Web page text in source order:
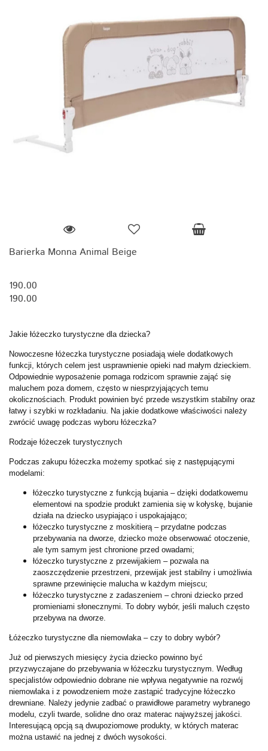
Barierka Monna Animal Beige
190.00
190.00
Jakie łóżeczko turystyczne dla dziecka?
Nowoczesne łóżeczka turystyczne posiadają wiele dodatkowych
funkcji, których celem jest usprawnienie opieki nad małym dzieckiem.
Odpowiednie wyposażenie pomaga rodzicom sprawnie zająć się
maluchem poza domem, często w niesprzyjających temu
okolicznościach. Produkt powinien być przede wszystkim stabilny oraz
łatwy i szybki w rozkładaniu. Na jakie dodatkowe właściwości należy
zwrócić uwagę podczas wyboru łóżeczka?
Rodzaje łóżeczek turystycznych
Podczas zakupu łóżeczka możemy spotkać się z następującymi
modelami:
łóżeczko turystyczne z funkcją bujania – dzięki dodatkowemu
elementowi na spodzie produkt zamienia się w kołyskę, bujanie
działa na dziecko usypiająco i uspokajająco;
łóżeczko turystyczne z moskitierą – przydatne podczas
przebywania na dworze, dziecko może obserwować otoczenie,
ale tym samym jest chronione przed owadami;
łóżeczko turystyczne z przewijakiem – pozwala na
zaoszczędzenie przestrzeni, przewijak jest stabilny i umożliwia
sprawne przewinięcie malucha w każdym miejscu;
łóżeczko turystyczne z zadaszeniem – chroni dziecko przed
promieniami słonecznymi. To dobry wybór, jeśli maluch często
przebywa na dworze.
Łóżeczko turystyczne dla niemowlaka – czy to dobry wybór?
Już od pierwszych miesięcy życia dziecko powinno być
przyzwyczajane do przebywania w łóżeczku turystycznym. Według
specjalistów odpowiednio dobrane nie wpływa negatywnie na rozwój
niemowlaka i z powodzeniem może zastąpić tradycyjne łóżeczko
drewniane. Należy jedynie zadbać o prawidłowe parametry wybranego
modelu, czyli twarde, solidne dno oraz materac najwyższej jakości.
Interesującą opcją są dwupoziomowe produkty, w których materac
można ustawić na jednej z dwóch wysokości.